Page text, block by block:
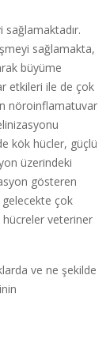
sağlamakta,
büyüme
etkileri ile de çok
nöroinflamatuvar
kök hücler, güçlü
üzerindeki
gösteren
çok
hücreler veteriner
ve ne şekilde